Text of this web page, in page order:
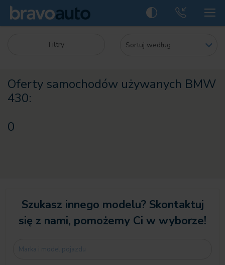
Filtry
Oferty samochodów używanych BMW
430:
0
Szukasz innego modelu? Skontaktuj
się z nami, pomożemy Ci w wyborze!